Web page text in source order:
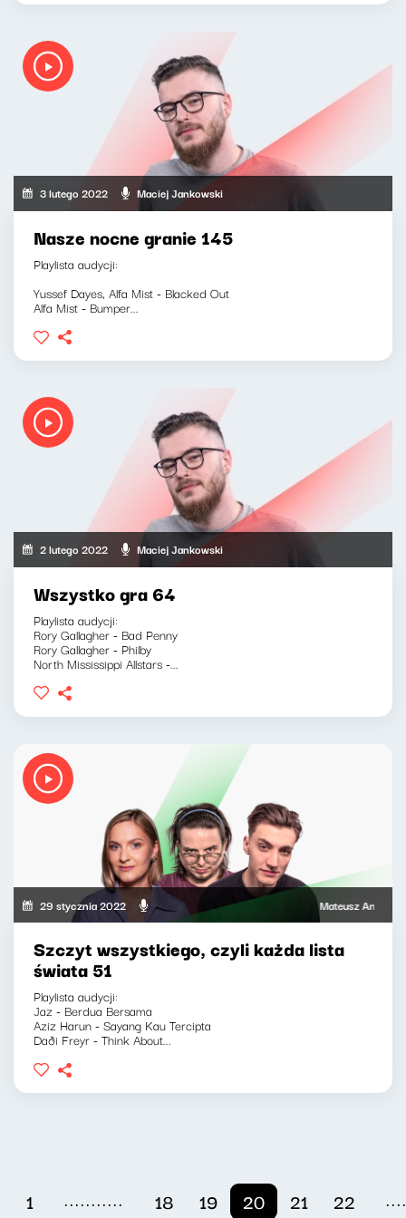
3 lutego 2022 Maciej Jankowski
Nasze nocne granie 145
Playlista audycji:
Yussef Dayes, Alfa Mist - Blacked Out
Alfa Mist - Bumper...
2 lutego 2022 Maciej Jankowski
Wszystko gra 64
Playlista audycji:
Rory Gallagher - Bad Penny
Rory Gallagher - Philby
North Mississippi Allstars -...
29 stycznia 2022 Mateusz
Szczyt wszystkiego, czyli każda lista
świata 51
Playlista audycji:
Jaz - Berdua Bersama
Aziz Harun - Sayang Kau Tercipta
Daði Freyr - Think About...
1 ........... 18 19 20 21 22